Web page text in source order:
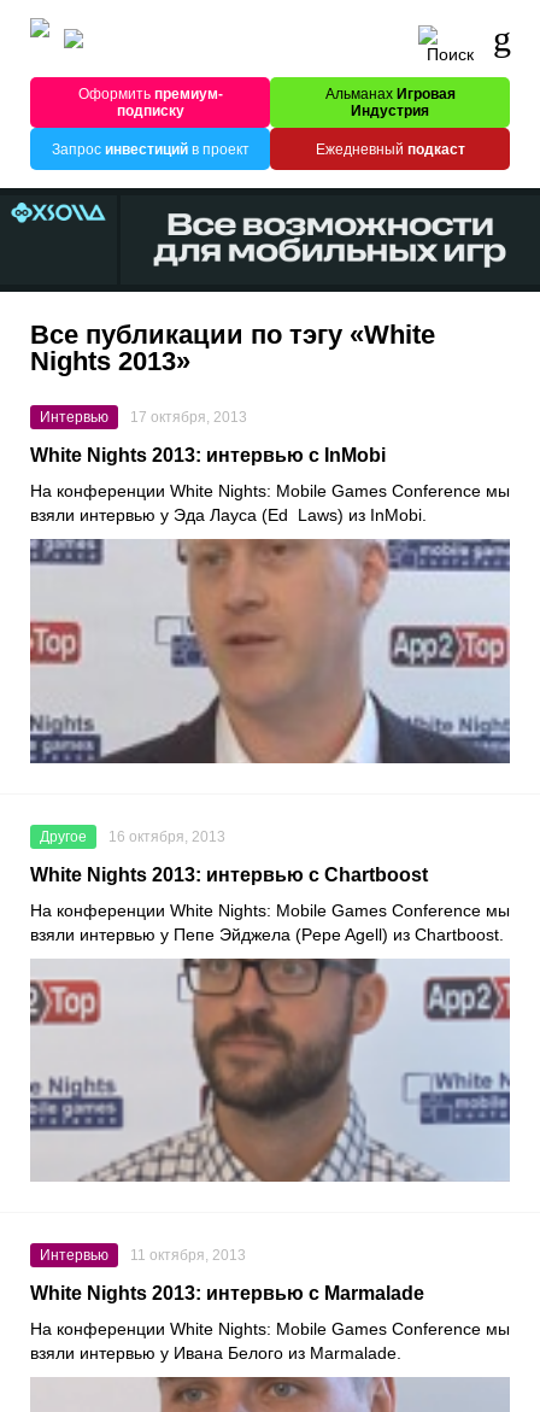
Оформитьпремиум-
подписку
Альманах Игровая
Индустрия
Запрос инвестицийв проект Ежедневный подкаст
Все публикации по тэгу «White
Nights 2013»
Интервью 17 октября, 2013
White Nights 2013: интервью с InMobi
На конференции White Nights: Mobile Games Conference мы
взяли интервью у Эда Лауса (Ed Laws) из InMobi.
Другое 16 октября, 2013
White Nights 2013: интервью с Chartboost
На конференции White Nights: Mobile Games Conference мы
взяли интервью у Пепе Эйджела (Pepe Agell) из Chartboost.
Интервью 11 октября, 2013
White Nights 2013: интервью с Marmalade
На конференции White Nights: Mobile Games Conference мы
взяли интервью у Ивана Белого из Marmalade.